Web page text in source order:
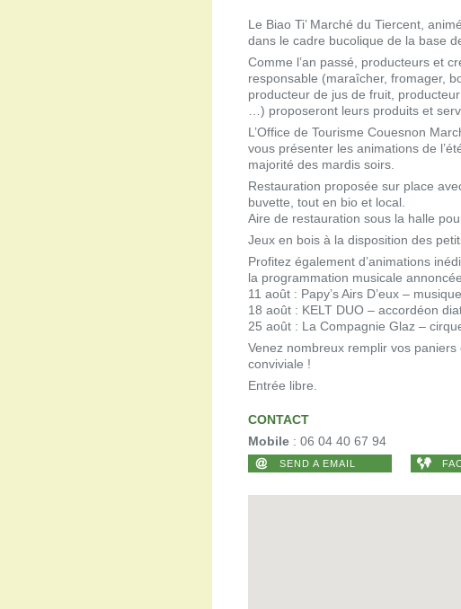
Le Biao Ti’ Marché du Tiercent,
dans le cadre bucolique de la base
Comme l’an passé, producteurs et
responsable (maraîcher, fromager,
producteur de jus de fruit,
…) proposeront leurs produits et
L’Office de Tourisme Couesnon
vous présenter les animations de
majorité des mardis soirs.
Restauration proposée sur place
buvette, tout en bio et local.
Aire de restauration sous la halle
Jeux en bois à la disposition des
Profitez également d’animations
la programmation musicale
11 août : Papy’s Airs D’eux –
18 août : KELT DUO – accordéon
25 août : La Compagnie Glaz –
Venez nombreux remplir vos
conviviale !
Entrée libre.
CONTACT
Mobile : 06 04 40 67 94
SEND A EMAIL